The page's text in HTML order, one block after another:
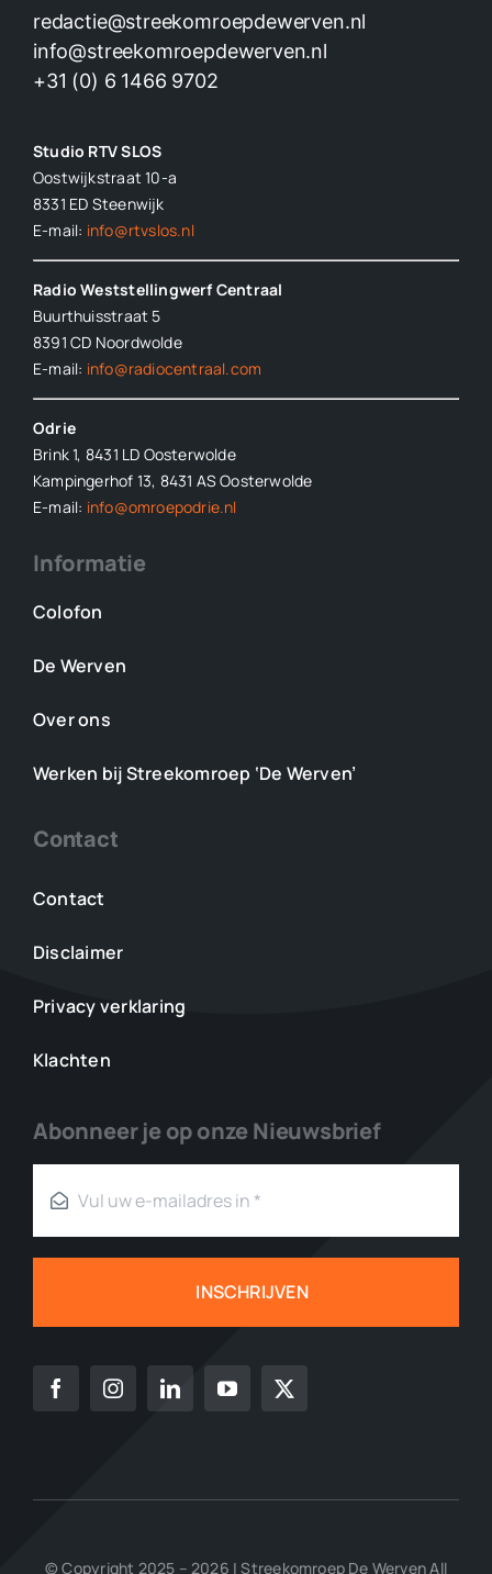
redactie@streekomroepdewerven.nl
info@streekomroepdewerven.nl
+31 (0) 6 1466 9702
Studio RTV SLOS
Oostwijkstraat 10-a
8331 ED Steenwijk
E-mail: info@rtvslos.nl
Radio Weststellingwerf Centraal
Buurthuisstraat 5
8391 CD Noordwolde
E-mail: info@radiocentraal.com
Odrie
Brink 1, 8431 LD Oosterwolde
Kampingerhof 13, 8431 AS Oosterwolde
E-mail: info@omroepodrie.nl
Informatie
Colofon
De Werven
Over ons
Werken bij Streekomroep ‘De Werven’
Contact
Contact
Disclaimer
Privacy verklaring
Klachten
Abonneer je op onze Nieuwsbrief
INSCHRIJVEN
© Copyright 2025 – 2026 | Streekomroep De Werven All